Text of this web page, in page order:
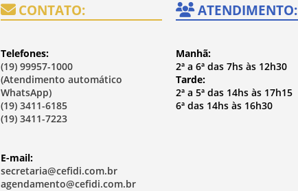
CONTATO:
Telefones:
(19) 99957-1000
(Atendimento automático
WhatsApp)
(19) 3411-6185
(19) 3411-7223
E-mail:
secretaria@cefidi.com.br
agendamento@cefidi.com.br
ATENDIMENTO:
Manhã:
2ª a 6ª das 7hs às 12h30
Tarde:
2ª a 5ª das 14hs às 17h15
6ª das 14hs às 16h30